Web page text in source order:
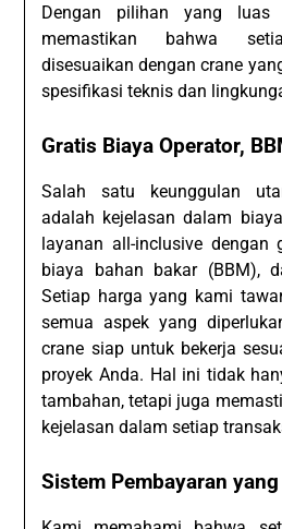
Dengan pilihan yang luas
memastikan bahwa
disesuaikan dengan crane
spesifikasi teknis dan
Gratis Biaya Operator,
Salah satu keunggulan
adalah kejelasan dalam
layanan all-inclusive dengan
biaya bahan bakar (BBM),
Setiap harga yang kami
semua aspek yang
crane siap untuk bekerja
proyek Anda. Hal ini tidak
tambahan, tetapi juga
kejelasan dalam setiap
Sistem Pembayaran